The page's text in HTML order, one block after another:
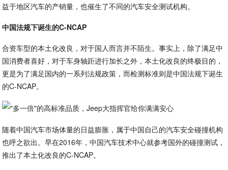
益于地区汽车的产销量，也催生了不同的汽车安全测试机构。
中国法规下诞生的C-NCAP
合资车型的本土化改良，对于国人而言并不陌生。事实上，除了满足中
国消费者喜好，对于车身轴距进行加长之外，本土化改良的终极目的，
更是为了满足国内的一系列法规政策，而检测标准则是中国法规下诞生
的C-NCAP。
随着中国汽车市场体量的日益膨胀，属于中国自己的汽车安全碰撞机构
也呼之欲出。早在2016年，中国汽车技术中心就参考国外的碰撞测试，
推出了本土化改良的C-NCAP。